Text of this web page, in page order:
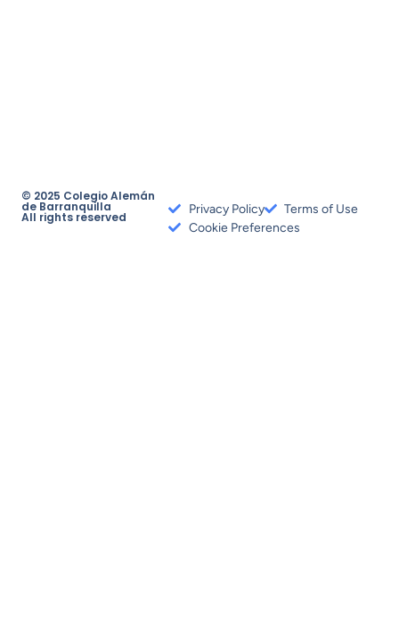
© 2025 Colegio Alemán
de Barranquilla
All rights reserved
Privacy Policy
Terms of Use
Cookie Preferences